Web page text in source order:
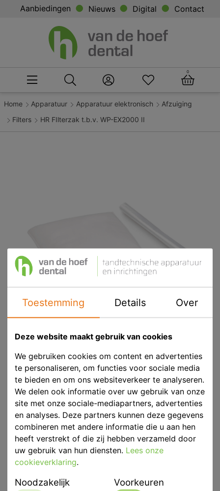
Aanbiedingen Nieuws Digital Contact
0
Home Apparatuur Apparatuur elektronisch
Afzuiging
Filters
HR FIlterzak t.b.v. WP-EX2000 II
HR FIlterzak t.b.v. WP-EX2000 II
Product ID
HR 920-037689N
Voorraad
Niet voorradig
Eenheid
Toestemming Details Over
Deze website maakt gebruik van cookies
We gebruiken cookies om content en advertenties
te personaliseren, om functies voor sociale media
te bieden en om ons websiteverkeer te analyseren.
We delen ook informatie over uw gebruik van onze
site met onze sociale-mediapartners, advertenties
en analyses. Deze partners kunnen deze gegevens
combineren met andere informatie die u aan hen
heeft verstrekt of die zij hebben verzameld door
uw gebruik van hun diensten. Lees onze
cookieverklaring.
Noodzakelijk Voorkeuren